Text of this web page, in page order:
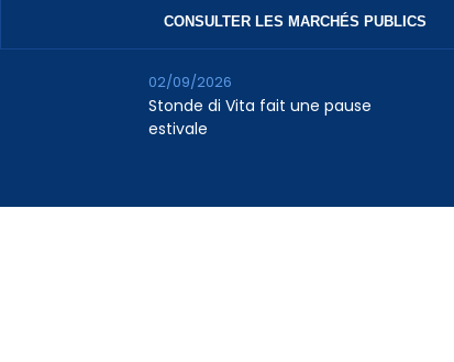
CONSULTER LES MARCHÉS PUBLICS
Stonde di Vita fait une pause
estivale
02/09/2026